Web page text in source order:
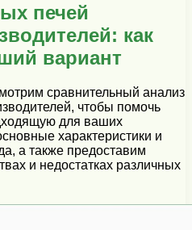
печей
как
вариант
сравнительный анализ
чтобы помочь
для ваших
характеристики и
а также предоставим
и недостатках различных